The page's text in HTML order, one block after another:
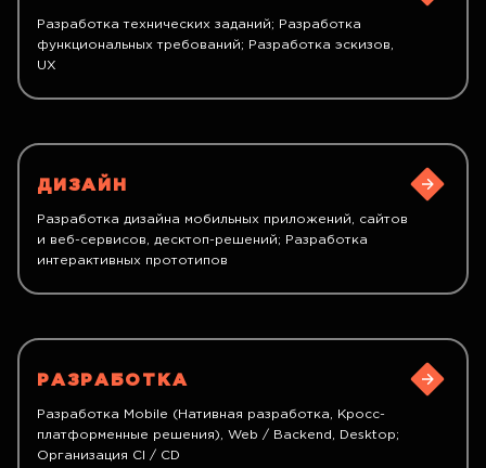
Разработка технических заданий; Разработка
функциональных требований; Разработка эскизов,
UX
ДИЗАЙН
Разработка дизайна мобильных приложений, сайтов
и веб-сервисов, десктоп-решений; Разработка
интерактивных прототипов
РАЗРАБОТКА
Разработка Mobile (Нативная разработка, Кросс-
платформенные решения), Web / Backend, Desktop;
Организация CI / CD